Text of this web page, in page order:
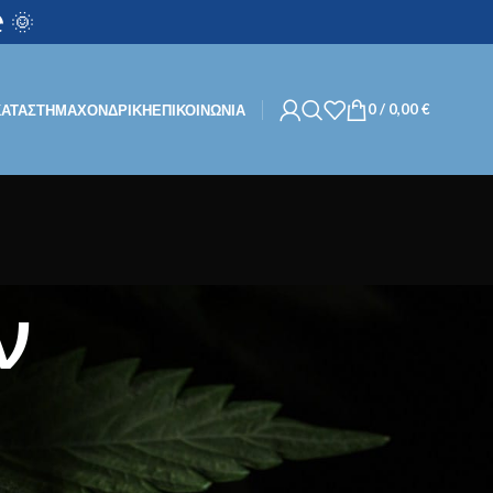
🌞
ΧΟΝΔΡΙΚΉΕΠΙΚΟΙΝΩΝΙΑ 0/ 0,00€